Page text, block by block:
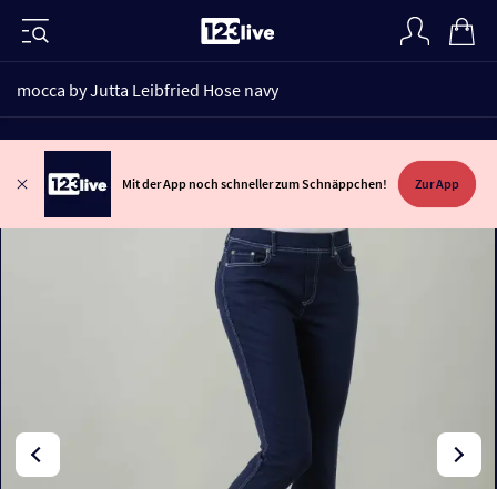
mocca by Jutta Leibfried Hose navy
Mit der App noch schneller zum Schnäppchen! Zur App